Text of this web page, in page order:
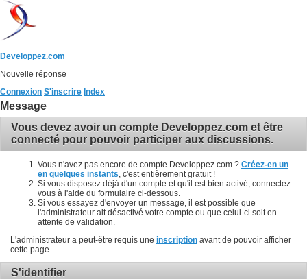
Developpez.com
Nouvelle réponse
Connexion S'inscrire Index
Message
Vous devez avoir un compte Developpez.com et être
connecté pour pouvoir participer aux discussions.
Vous n'avez pas encore de compte Developpez.com ? Créez-en un
en quelques instants , c'est entièrement gratuit !
Si vous disposez déjà d'un compte et qu'il est bien activé, connectez-
vous à l'aide du formulaire ci-dessous.
Si vous essayez d'envoyer un message, il est possible que
l'administrateur ait désactivé votre compte ou que celui-ci soit en
attente de validation.
L'administrateur a peut-être requis une inscription avant de pouvoir afficher
cette page.
S'identifier